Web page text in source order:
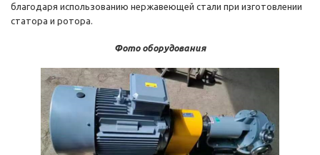
благодаря использованию нержавеющей стали при изготовлении
статора и ротора.
Фото оборудования